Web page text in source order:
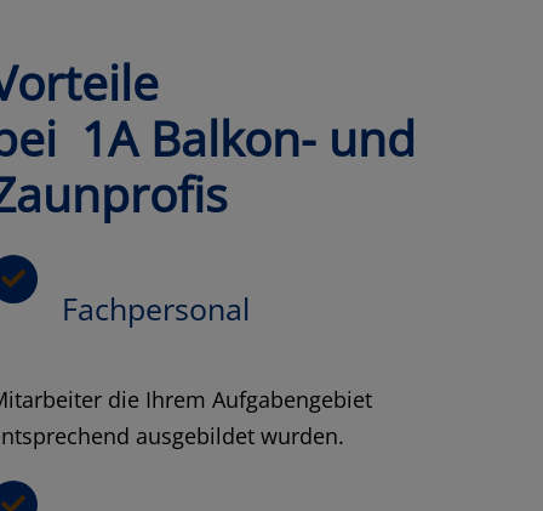
1A Balkon- und
Fachpersonal
die Ihrem Aufgabengebiet
ausgebildet wurden.